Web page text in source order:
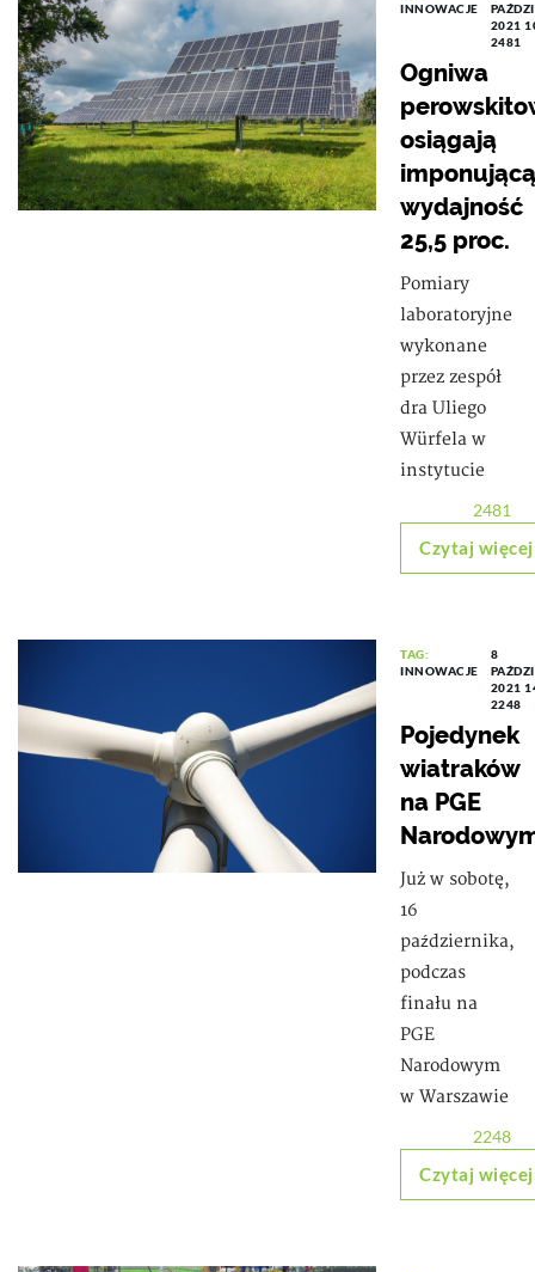
INNOWACJE
2021
2481
Ogniwa
osiągają
imponującą
wydajność
25,5 proc.
Pomiary
laboratoryjne
wykonane
przez zespół
dra Uliego
Würfela w
instytucie
2481
Czytaj więcej
TAG:
INNOWACJE
8
2021
2248
Pojedynek
wiatraków
na PGE
Już w sobotę,
16
października,
podczas
finału na
PGE
Narodowym
w Warszawie
2248
Czytaj więcej